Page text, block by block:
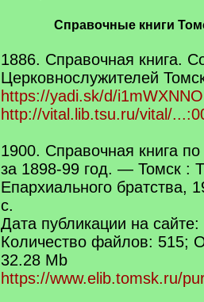
Справочные книги
1886. Справочная книга.
Церковнослужителей
https://yadi.sk/d/
http://vital.lib.tsu.ru/vital/
1900. Справочная книга
за 1898-99 год. — Томск :
Епархиального братства,
с.
Дата публикации на
Количество файлов: 515;
32.28 Mb
https://www.elib.tomsk.ru/